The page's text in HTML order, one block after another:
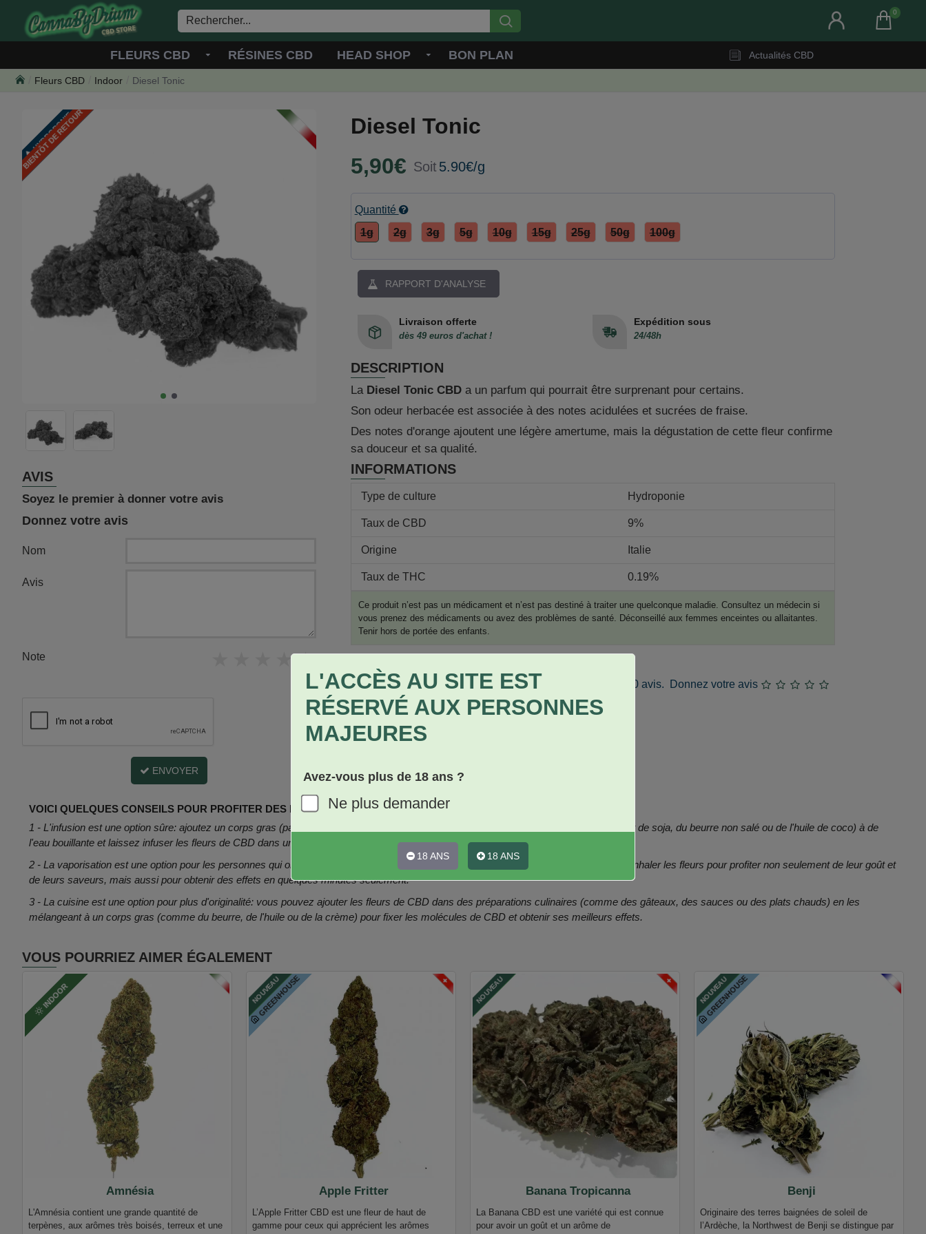
L'ACCÈS AU SITE EST
RÉSERVÉ AUX PERSONNES
MAJEURES
Avez-vous plus de 18 ans ?
Ne plus demander
18 ANS 18 ANS
0
FLEURS CBD RÉSINES CBD HEAD SHOP BON PLAN Actualités CBD
Fleurs CBD Indoor Diesel Tonic
HYDROPONIE ITALIE
BIENTÔT DE RETOUR
AVIS
Soyez le premier à donner votre avis
Donnez votre avis
Nom
Avis
Note ★
★
ENVOYER
Diesel Tonic
Livraison offerte
dès 49 euros d'achat !
Expédition sous
24/48h
Ce produit n’est pas un médicament et n’est pas destiné à traiter une quelconque maladie. Consultez un médecin si
vous prenez des médicaments ou avez des problèmes de santé. Déconseillé aux femmes enceintes ou allaitantes.
Tenir hors de portée des enfants.
DESCRIPTION
La Diesel Tonic CBDa un parfum qui pourrait être surprenant pour certains.
Son odeur herbacée est associée à des notes acidulées et sucrées de fraise.
Des notes d'orange ajoutent une légère amertume, mais la dégustation de cette fleur confirme
sa douceur et sa qualité.
INFORMATIONS
Type de culture Hydroponie
Taux de CBD 9%
Origine Italie
Taux de THC 0.19%
0 avis. Donnez votre avis
5,90€ Soit 5.90€/g
Quantité
1g
2g 3g 5g 10g 15g 25g 50g 100g
RAPPORT D'ANALYSE
VOICI QUELQUES CONSEILS POUR PROFITER DES BIENFAITS DES FLEURS DE CBD
1 - L'infusion est une option sûre: ajoutez un corps gras (par exemple du lait de vache, de la crème de coco, du beurre d'amande, du lait de soja, du beurre non salé ou de l'huile de coco) à de
l'eau bouillante et laissez infuser les fleurs de CBD dans une boule à thé pour une meilleure diffusion du CBD.
2 - La vaporisation est une option pour les personnes qui ont l'équipement nécessaire en utilisant un appareil chauffé à 180°C, il suffit d'inhaler les fleurs pour profiter non seulement de leur goût et
de leurs saveurs, mais aussi pour obtenir des effets en quelques minutes seulement.
3 - La cuisine est une option pour plus d'originalité: vous pouvez ajouter les fleurs de CBD dans des préparations culinaires (comme des gâteaux, des sauces ou des plats chauds) en les
mélangeant à un corps gras (comme du beurre, de l'huile ou de la crème) pour fixer les molécules de CBD et obtenir ses meilleurs effets.
VOUS POURRIEZ AIMER ÉGALEMENT
INDOOR
ITALIE
Amnésia
L'Amnésia contient une grande quantité de
terpènes, aux arômes très boisés, terreux et une
GREENHOUSE
NOUVEAU SUISSE
Apple Fritter
L’Apple Fritter CBD est une fleur de haut de
gamme pour ceux qui apprécient les arômes
NOUVEAU SUISSE
Banana Tropicanna
La Banana CBD est une variété qui est connue
pour avoir un goût et un arôme de
GREENHOUSE
NOUVEAU FRANCE
Benji
Originaire des terres baignées de soleil de
l’Ardèche, la Northwest de Benji se distingue par